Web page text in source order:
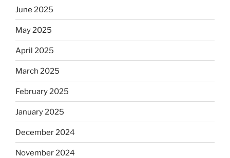
June 2025
May 2025
April 2025
March 2025
February 2025
January 2025
December 2024
November 2024